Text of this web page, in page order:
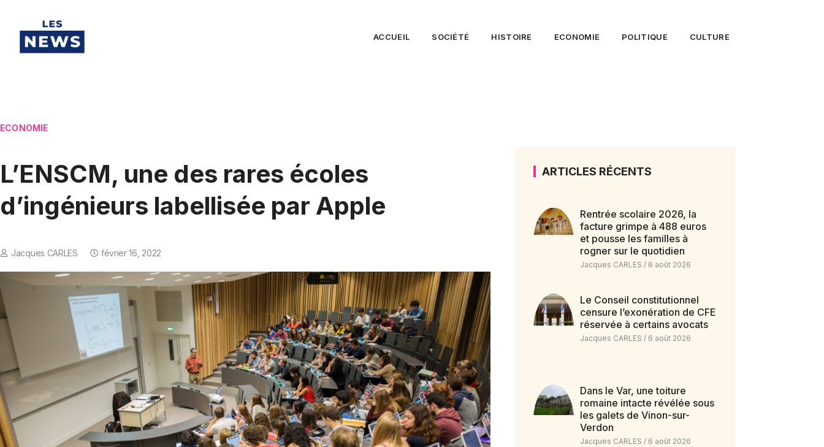
ACCUEIL SOCIÉTÉ HISTOIRE ECONOMIE POLITIQUE CULTURE
ECONOMIE
L’ENSCM, une des rares écoles
d’ingénieurs labellisée par Apple
Jacques CARLES février 16, 2022
ARTICLES RÉCENTS
Rentrée scolaire 2026, la
facture grimpe à 488 euros
et pousse les familles à
rogner sur le quotidien
Jacques CARLES 6 août 2026
Le Conseil constitutionnel
censure l’exonération de CFE
réservée à certains avocats
Jacques CARLES 6 août 2026
Dans le Var, une toiture
romaine intacte révélée sous
les galets de Vinon-sur-
Verdon
Jacques CARLES 6 août 2026